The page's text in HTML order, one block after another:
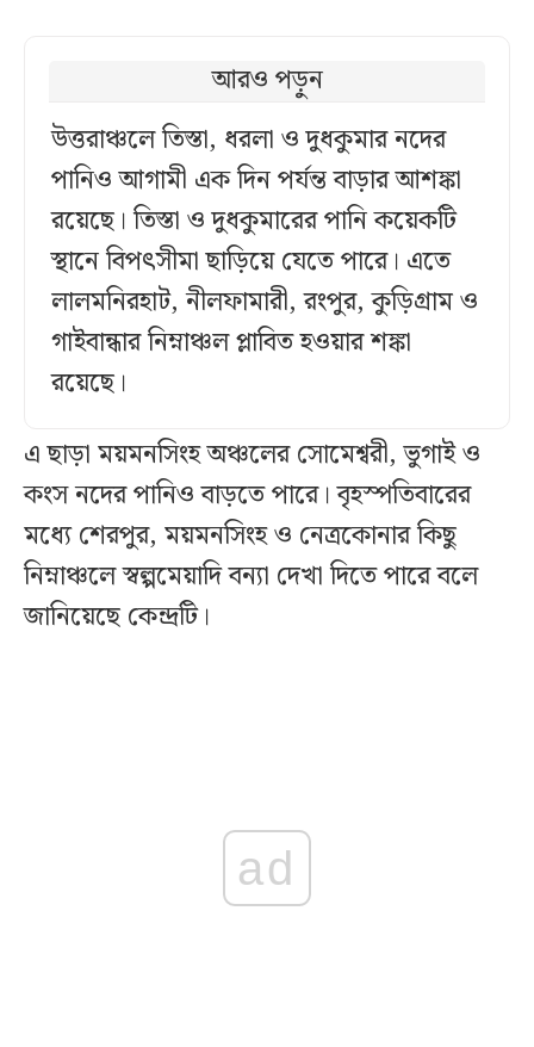
আরও পড়ুন
উত্তরাঞ্চলে তিস্তা, ধরলা ও দুধকুমার নদের
পানিও আগামী এক দিন পর্যন্ত বাড়ার আশঙ্কা
রয়েছে। তিস্তা ও দুধকুমারের পানি কয়েকটি
স্থানে বিপৎসীমা ছাড়িয়ে যেতে পারে। এতে
লালমনিরহাট, নীলফামারী, রংপুর, কুড়িগ্রাম ও
গাইবান্ধার নিম্নাঞ্চল প্লাবিত হওয়ার শঙ্কা
রয়েছে।
এ ছাড়া ময়মনসিংহ অঞ্চলের সোমেশ্বরী, ভুগাই ও
কংস নদের পানিও বাড়তে পারে। বৃহস্পতিবারের
মধ্যে শেরপুর, ময়মনসিংহ ও নেত্রকোনার কিছু
নিম্নাঞ্চলে স্বল্পমেয়াদি বন্যা দেখা দিতে পারে বলে
জানিয়েছে কেন্দ্রটি।
ad